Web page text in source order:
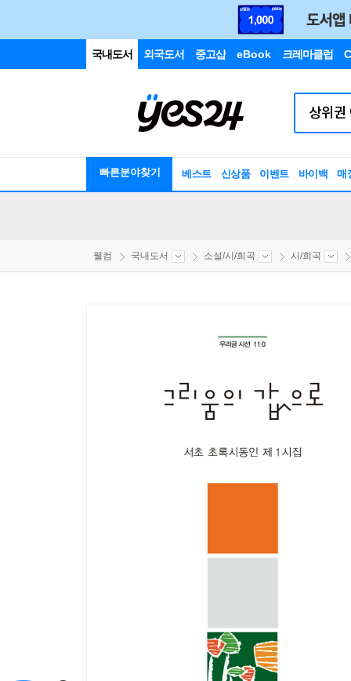
국내도서 외국도서 중고샵 eBook 크레마클럽
빠른분야찾기 베스트 신상품 이벤트 바이백 매
웰컴 국내도서 소설/시/희곡 시/희곡